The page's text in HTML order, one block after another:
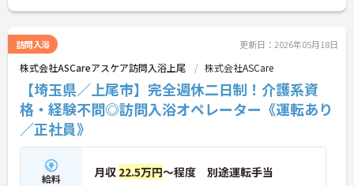
ください！
訪問入浴 更新日：2026年05月18日
株式会社ASCareアスケア訪問入浴上尾 株式会社ASCare
【埼玉県／上尾市】完全週休二日制！介護系資
格・経験不問◎訪問入浴オペレーター《運転あり
／正社員》
給料 月収 22.5万円～程度 別途運転手当